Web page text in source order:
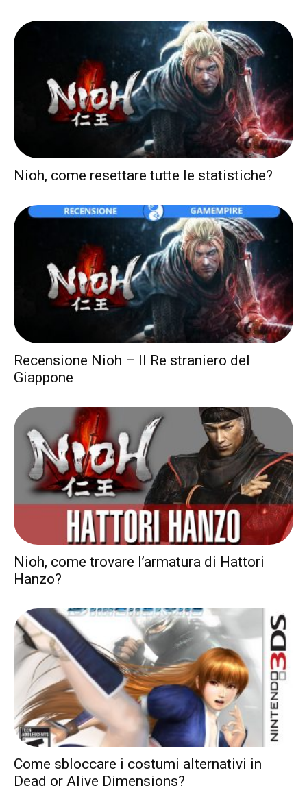
Nioh, come resettare tutte le statistiche?
Recensione Nioh – Il Re straniero del
Giappone
Nioh, come trovare l’armatura di Hattori
Hanzo?
Come sbloccare i costumi alternativi in
Dead or Alive Dimensions?